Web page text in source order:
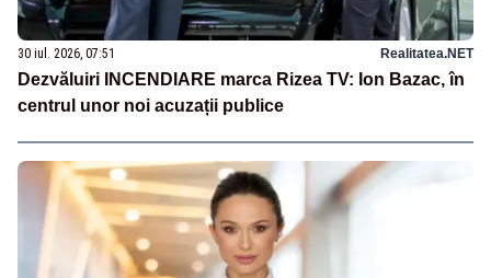
30 iul. 2026, 07:51 Realitatea.NET
Dezvăluiri INCENDIARE marca Rizea TV: Ion Bazac, în
centrul unor noi acuzații publice